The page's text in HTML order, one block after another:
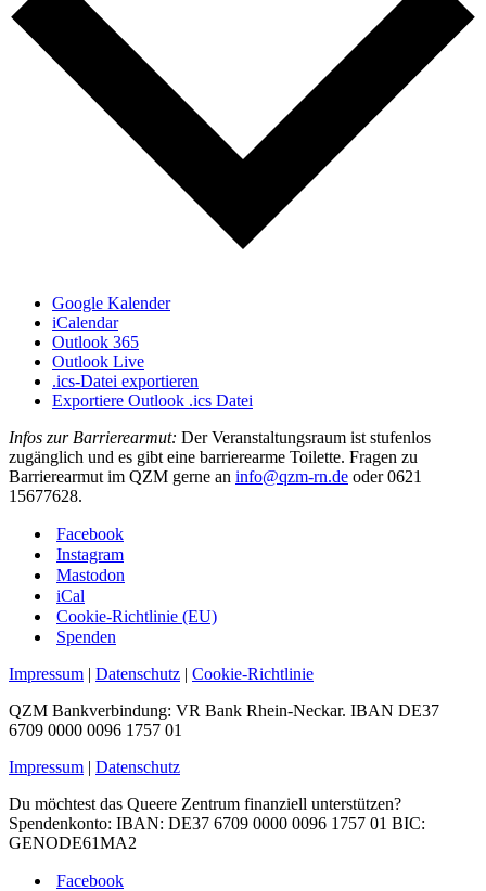
Google Kalender
iCalendar
Outlook 365
Outlook Live
.ics-Datei exportieren
Exportiere Outlook .ics Datei
Infos zur Barrierearmut: Der Veranstaltungsraum ist stufenlos
zugänglich und es gibt eine barrierearme Toilette. Fragen zu
Barrierearmut im QZM gerne an info@qzm-rn.de oder 0621
15677628.
Facebook
Instagram
Mastodon
iCal
Cookie-Richtlinie (EU)
Spenden
Impressum | Datenschutz | Cookie-Richtlinie
QZM Bankverbindung: VR Bank Rhein-Neckar. IBAN DE37
6709 0000 0096 1757 01
Impressum | Datenschutz
Du möchtest das Queere Zentrum finanziell unterstützen?
Spendenkonto: IBAN: DE37 6709 0000 0096 1757 01 BIC:
GENODE61MA2
Facebook